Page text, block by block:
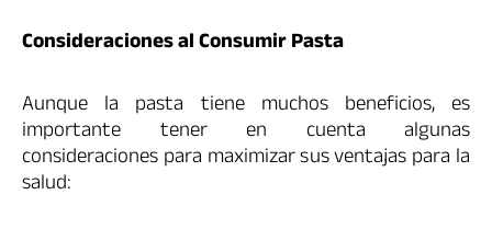
Consideraciones al Consumir Pasta
Aunque la pasta tiene muchos beneficios, es
importante tener en cuenta algunas
consideraciones para maximizar sus ventajas para la
salud: